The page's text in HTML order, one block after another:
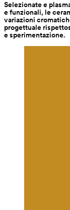
Selezionate e
e funzionali, le
variazioni
progettuale
e sperimentazione.